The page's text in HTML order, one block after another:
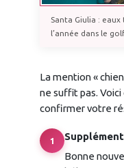
Santa Giulia :
l’année dans le
La mention «
ne suffit pas. Voici
confirmer votre
1
Bonne